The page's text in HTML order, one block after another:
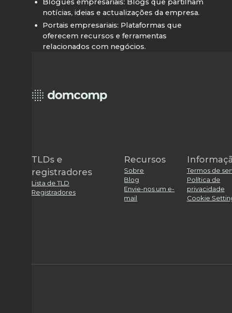
Blogues empresariais: Blogs que partilham
notícias, ideias e actualizações da empresa.
Portais empresariais: Plataformas que
oferecem recursos e ferramentas
relacionados com negócios.
TLDs e
registradores
Lista de TLD
Registradores
Recursos
Sobre
Blog
Envie-nos um e-
mail
Termos de
Política de
privacidade
Cookie